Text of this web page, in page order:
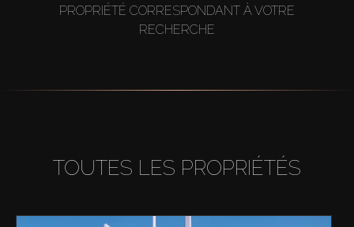
PROPRIÉTÉ CORRESPONDANT À VOTRE
RECHERCHE
TOUTES LES PROPRIÉTÉS